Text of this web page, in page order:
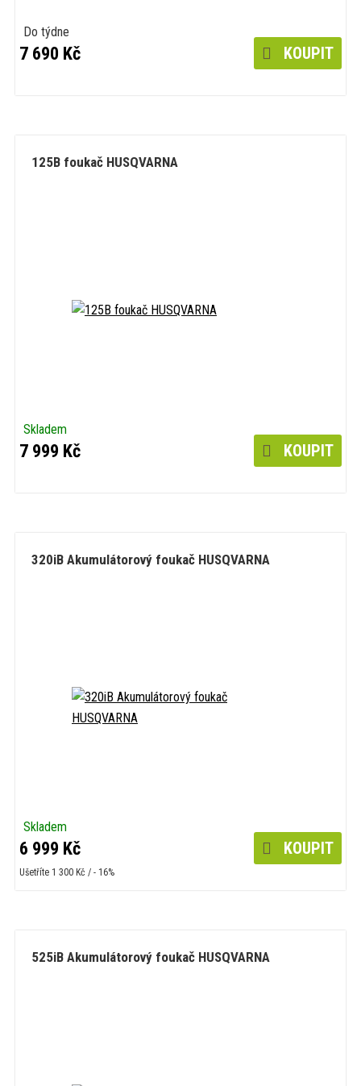
Do týdne
7 690 Kč KOUPIT
125B foukač HUSQVARNA
Skladem
7 999 Kč KOUPIT
320iB Akumulátorový foukač HUSQVARNA
Skladem
6 999 Kč KOUPIT
Ušetříte 1 300 Kč / - 16%
525iB Akumulátorový foukač HUSQVARNA